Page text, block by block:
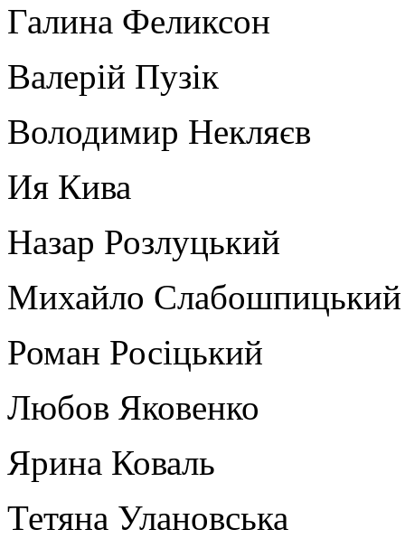
Галина Феликсон
Валерій Пузік
Володимир Некляєв
Ия Кива
Назар Розлуцький
Михайло Слабошпицький
Роман Росіцький
Любов Яковенко
Ярина Коваль
Тетяна Улановська